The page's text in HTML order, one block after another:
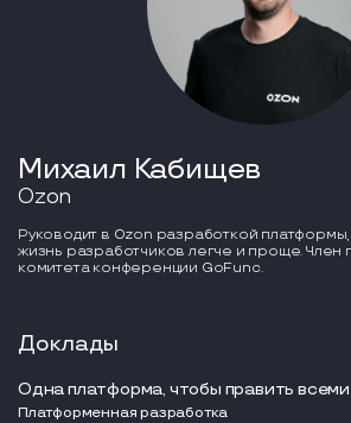
Михаил Кабищев
Ozon
Руководит в Ozon разработкой
жизнь разработчиков легче и проще. Член
комитета конференции GoFunc.
Доклады
Одна платформа, чтобы править всеми
Платформенная разработка